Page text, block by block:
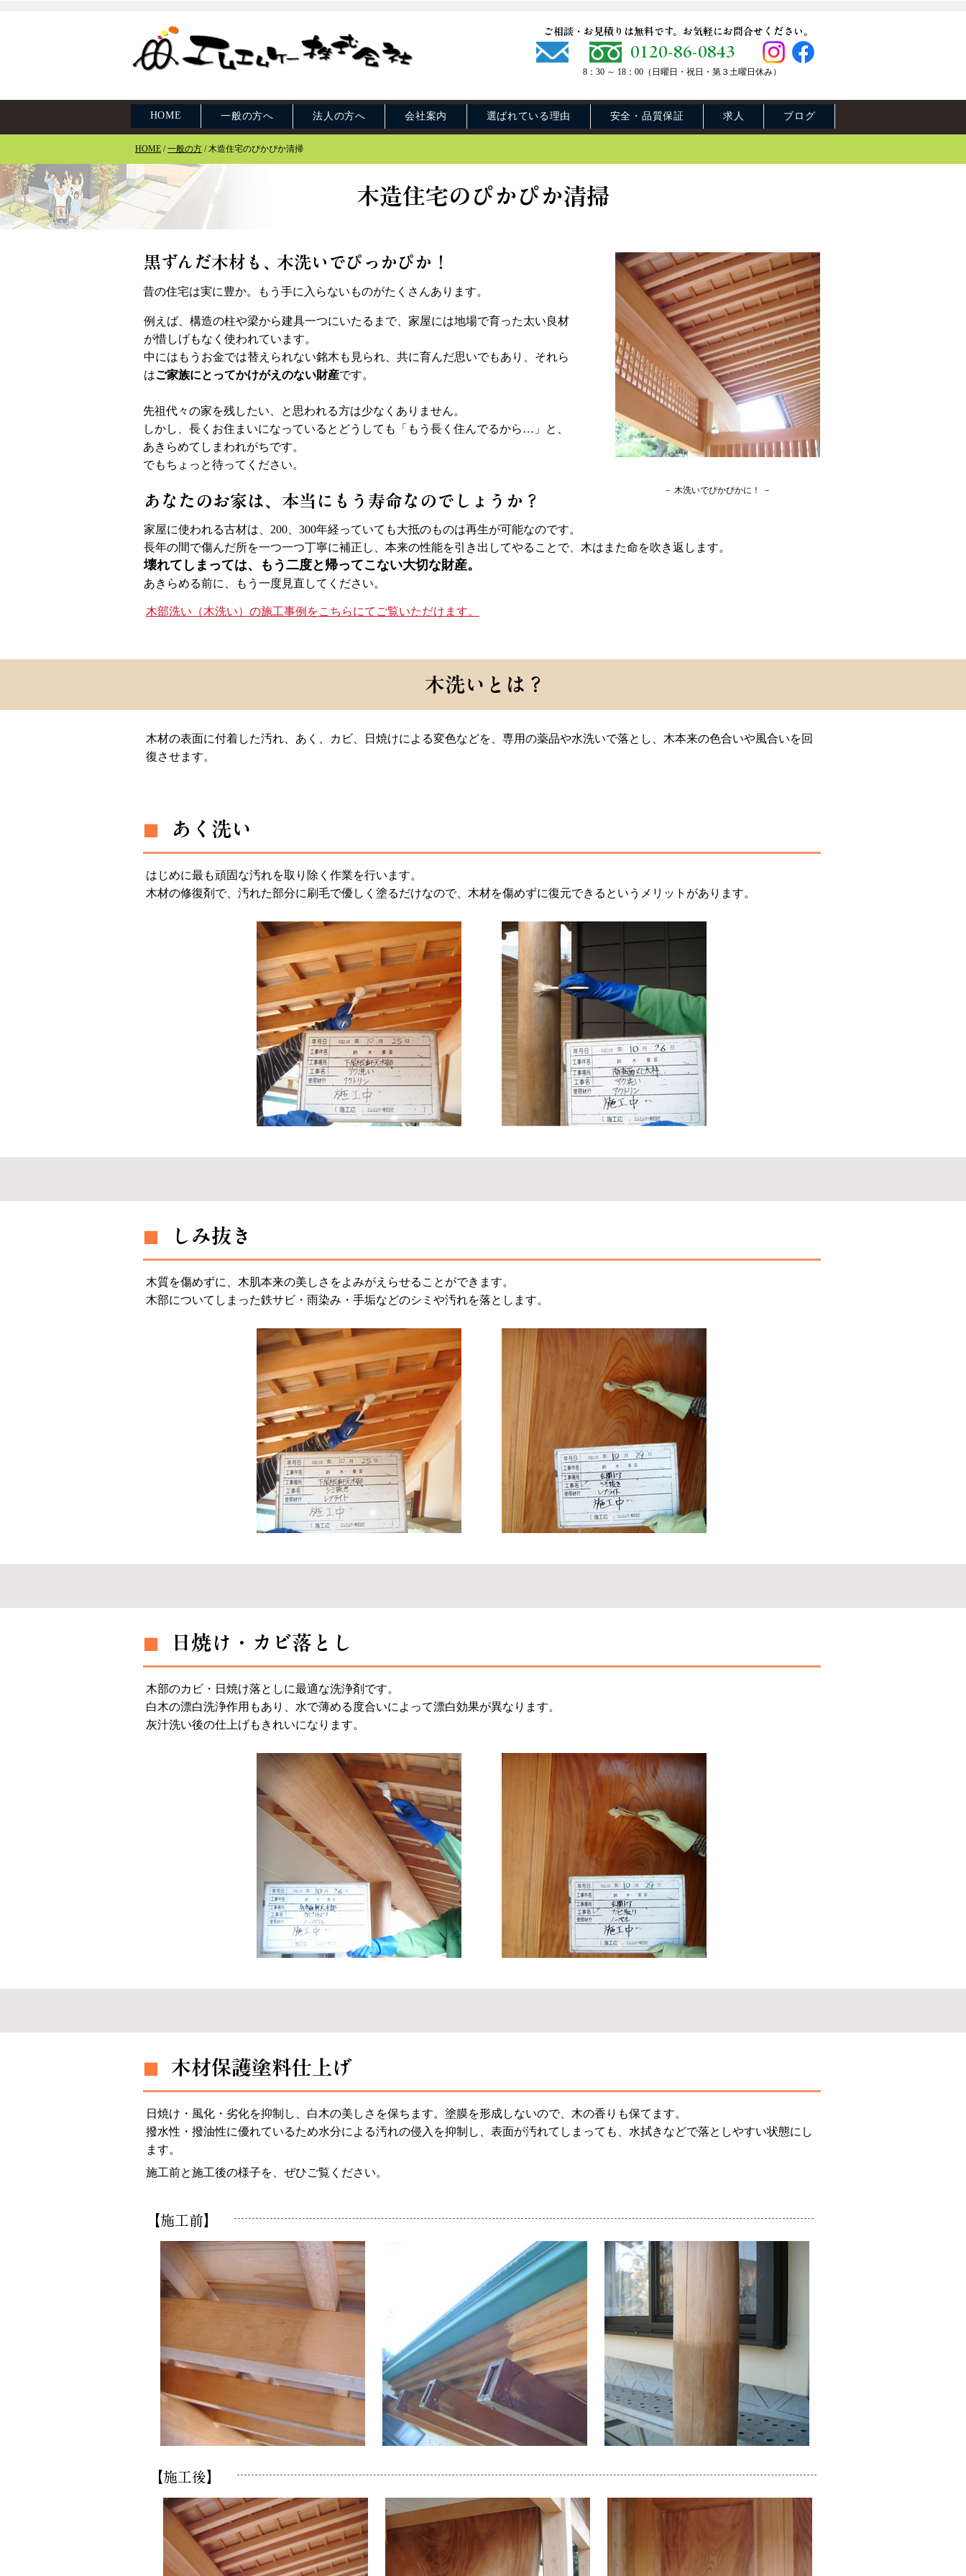
ご相談・お見積りは無料です。お気軽にお問合せください。
0120-86-0843
8：30 ～ 18：00（日曜日・祝日・第３土曜日休み）
HOME 一般の方へ 法人の方へ 会社案内 選ばれている理由 安全・品質保証 求人 ブログ
HOME /一般の方 / 木造住宅のぴかぴか清掃
木造住宅のぴかぴか清掃
木洗いでぴっかぴか！
黒ずんだ木材も、
昔の住宅は実に豊か。もう手に入らないものがたくさんあります。
例えば、構造の柱や梁から建具一つにいたるまで、家屋には地場で育った太い良材
が惜しげもなく使われています。
中にはもうお金では替えられない銘木も見られ、共に育んだ思いでもあり、それら
はご家族にとってかけがえのない財産です。
先祖代々の家を残したい、と思われる方は少なくありません。
しかし、長くお住まいになっているとどうしても「もう長く住んでるから…」と、
あきらめてしまわれがちです。
でもちょっと待ってください。
あなたのお家は、本当にもう寿命なのでしょうか？
－ 木洗いでぴかぴかに！ －
​家屋に使われる古材は、200、300年経っていても大抵のものは再生が可能なのです。
長年の間で傷んだ所を一つ一つ丁寧に補正し、本来の性能を引き出してやることで、木はまた命を吹き返します。
壊れてしまっては、もう二度と帰ってこない大切な財産。
あきらめる前に、もう一度見直してください。
木部洗い（木洗い）の施工事例をこちらにてご覧いただけます。
木洗いとは？
木材の表面に付着した汚れ、あく、カビ、日焼けによる変色などを、専用の薬品や水洗いで落とし、木本来の色合いや風合いを回
復させます。
あく洗い
はじめに最も頑固な汚れを取り除く作業を行います。
木材の修復剤で、汚れた部分に刷毛で優しく塗るだけなので、木材を傷めずに復元できるというメリットがあります。
しみ抜き
木質を傷めずに、木肌本来の美しさをよみがえらせることができます。
木部についてしまった鉄サビ・雨染み・手垢などのシミや汚れを落とします。
日焼け・カビ落とし
木部のカビ・日焼け落としに最適な洗浄剤です。
白木の漂白洗浄作用もあり、水で薄める度合いによって漂白効果が異なります。
灰汁洗い後の仕上げもきれいになります。
木材保護塗料仕上げ
日焼け・風化・劣化を抑制し、白木の美しさを保ちます。塗膜を形成しないので、木の香りも保てます。
撥水性・撥油性に優れているため水分による汚れの侵入を抑制し、表面が汚れてしまっても、水拭きなどで落としやすい状態にし
ます。
施工前と施工後の様子を、ぜひご覧ください。
【施工前】
【施工後】